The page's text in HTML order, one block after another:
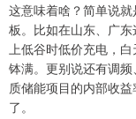
这意味着啥？简单说
板。比如在山东、广
上低谷时低价充电，
钵满。更别说还有调
质储能项目的内部收
了。